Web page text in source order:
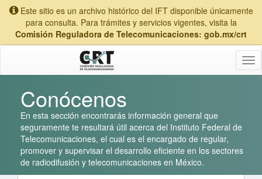
Este sitio es un archivo histórico del IFT disponible únicamente
para consulta. Para trámites y servicios vigentes, visita la
Comisión Reguladora de Telecomunicaciones: gob.mx/crt
Conócenos
En esta sección encontrarás información general que
seguramente te resultará útil acerca del Instituto Federal de
Telecomunicaciones, el cual es el encargado de regular,
promover y supervisar el desarrollo eficiente en los sectores
de radiodifusión y telecomunicaciones en México.